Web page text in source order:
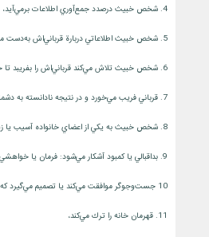
4. شخص خبيث درصدد جمع‌آوري اطلاعات برمي‌آيد،
5. شخص خبيث اطلاعاتي دربارة قرباني‌اش به‌دست مي‌آورد،
6. شخص خبيث تلاش مي‌كند قرباني‌اش را بفريبد تا خود او يا اموالش را تصاحب كند،
7. قرباني فريب مي‌خورد و در نتيجه نادانسته به دشمنش كمك مي‌كند،
8. شخص خبيث به يكي از اعضاي خانواده آسيب يا زيان مي‌رساند (يا يكي از اعضاي خانواده چيزي ندارد يا تلاش مي‌كند چيزي را به‌دست آورد)،
9. بداقبالي يا كمبود آشكار مي‌شود: فرمان يا خواهشي به قهرمان ابلاغ مي‌شود؛ به او اجازة رفتن داده مي‌شود يا به مأموريتي فرستاده مي‌شود،
10 جست‌وجوگر موافقت مي‌كند يا تصميم مي‌گيرد كه با آن مقابله كند،
11. قهرمان خانه را ترك مي‌كند،